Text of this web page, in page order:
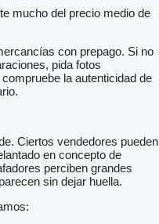
mucho del precio medio de
con prepago. Si no
pida fotos
la autenticidad de
Ciertos vendedores pueden
en concepto de
perciben grandes
sin dejar huella.